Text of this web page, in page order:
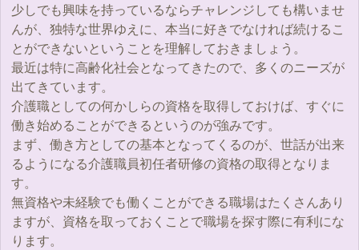
少しでも興味を持っているならチャレンジしても構いませ
んが、独特な世界ゆえに、本当に好きでなければ続けるこ
とができないということを理解しておきましょう。
最近は特に高齢化社会となってきたので、多くのニーズが
出てきています。
介護職としての何かしらの資格を取得しておけば、すぐに
働き始めることができるというのが強みです。
まず、働き方としての基本となってくるのが、世話が出来
るようになる介護職員初任者研修の資格の取得となりま
す。
無資格や未経験でも働くことができる職場はたくさんあり
ますが、資格を取っておくことで職場を探す際に有利にな
ります。